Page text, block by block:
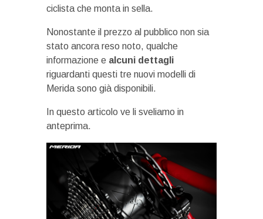
ciclista che monta in sella.
Nonostante il prezzo al pubblico non sia
stato ancora reso noto, qualche
informazione e alcuni dettagli
riguardanti questi tre nuovi modelli di
Merida sono già disponibili.
In questo articolo ve li sveliamo in
anteprima.